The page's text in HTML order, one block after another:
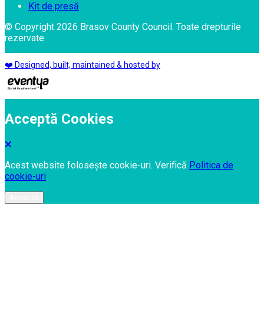
Kit de presă
© Copyright 2026 Brasov County Council. Toate drepturile
rezervate
❤️ Designed, built, maintained & hosted by
Acceptă Cookies
Acest website folosește cookie-uri. Verifică Politica de
cookie-uri